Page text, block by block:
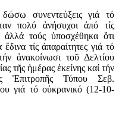
συνεντεύξεις γιά τό
πολύ ἀνήσυχοι ἀπό τίς
ἀλλά τούς ὑποσχέθηκα ὅτι
τίς ἀπαραίτητες γιά τό
ἀνακοίνωσι τοῦ Δελτίου
τῆς ἡμέρας ἐκείνης καί τήν
Ἐπιτροπῆς Τύπου Σεβ.
γιά τό οὐκρανικό (12-10-